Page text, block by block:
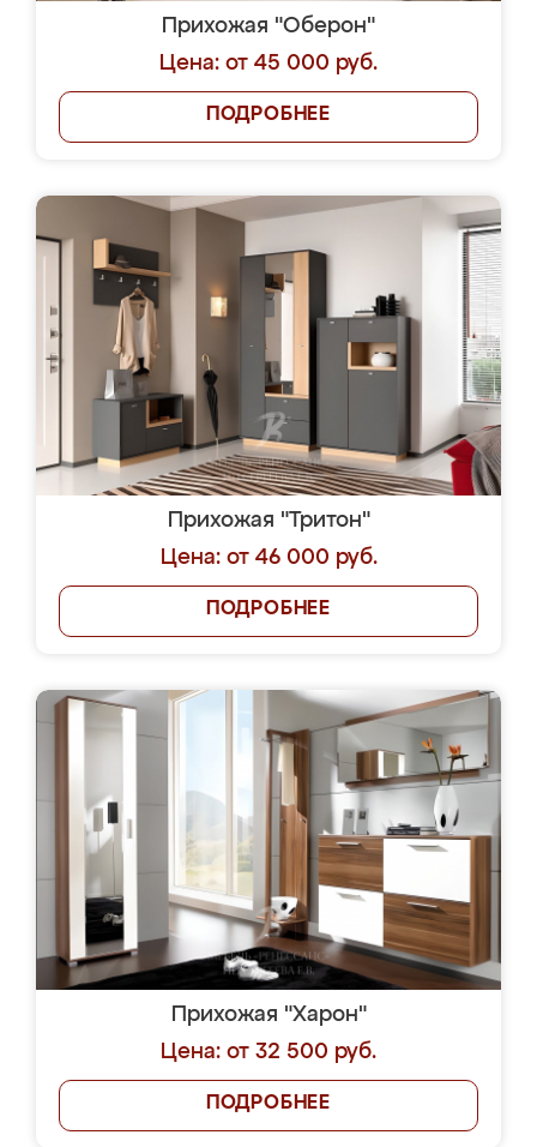
Прихожая "Оберон"
Цена: от 45 000 руб.
ПОДРОБНЕЕ
Прихожая "Тритон"
Цена: от 46 000 руб.
ПОДРОБНЕЕ
Прихожая "Харон"
Цена: от 32 500 руб.
ПОДРОБНЕЕ